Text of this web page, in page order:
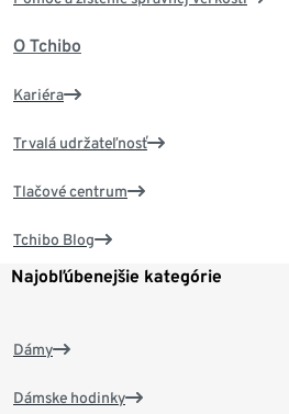
O Tchibo
Kariéra
Trvalá udržateľnosť
Tlačové centrum
Tchibo Blog
Najobľúbenejšie kategórie
Dámy
Dámske hodinky